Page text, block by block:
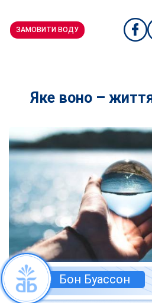
ЗАМОВИТИ ВОДУ
Яке воно –
Бон Буассон